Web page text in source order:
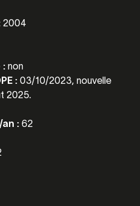
2004
:non
:03/10/2023, nouvelle
2025.
an :62